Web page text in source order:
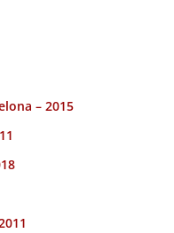
– 2015